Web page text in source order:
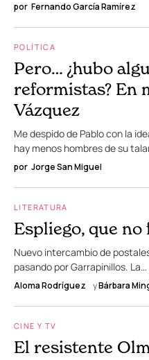
por Fernando García Ramírez
POLÍTICA
Pero… ¿hubo
reformistas? En
Vázquez
Me despido de Pablo con la
hay menos hombres de su
por Jorge San Miguel
LITERATURA
Espliego, que no
Nuevo intercambio de
pasando por Garrapinillos. La…
Aloma Rodríguez yBárbara
CINE Y TV
El resistente